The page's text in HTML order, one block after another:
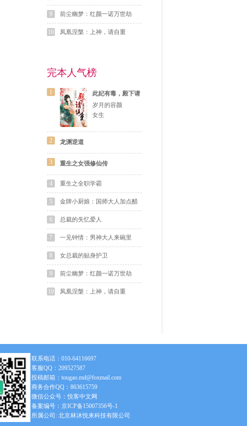
9 前尘幽梦：红颜一诺万世劫
10 凤凰涅槃：上神，请自重
完本人气榜
1
此妃有毒，殿下请
慎重
岁月的容颜
女生
2 龙渊逆道
3 重生之女强修仙传
4 重生之全职学霸
5 金牌小厨娘：国师大人加点醋
6 总裁的失忆爱人
7 一见钟情：男神大人来碗里
8 女总裁的贴身护卫
9 前尘幽梦：红颜一诺万世劫
10 凤凰涅槃：上神，请自重
联系电话：010-64116697
客服QQ：209527587
投稿邮箱：tougao.md@foxmail.com
商务合作QQ：863615759
微信公众号：悦客中文网
备案编号：京ICP备15007356号-1
所属公司: 北京林沐悦来科技有限公司